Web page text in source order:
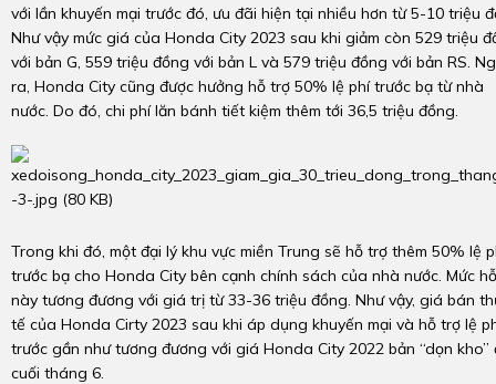
với lần khuyến mại trước đó, ưu đãi hiện tại nhiều hơn từ 5-10 triệu
Như vậy mức giá của Honda City 2023 sau khi giảm còn 529 triệu
với bản G, 559 triệu đồng với bản L và 579 triệu đồng với bản RS.
ra, Honda City cũng được hưởng hỗ trợ 50% lệ phí trước bạ từ nhà
nước. Do đó, chi phí lăn bánh tiết kiệm thêm tới 36,5 triệu đồng.
Trong khi đó, một đại lý khu vực miền Trung sẽ hỗ trợ thêm 50% lệ
trước bạ cho Honda City bên cạnh chính sách của nhà nước. Mức
này tương đương với giá trị từ 33-36 triệu đồng. Như vậy, giá bán
tế của Honda Cirty 2023 sau khi áp dụng khuyến mại và hỗ trợ lệ
trước gần như tương đương với giá Honda City 2022 bản “dọn kho”
cuối tháng 6.